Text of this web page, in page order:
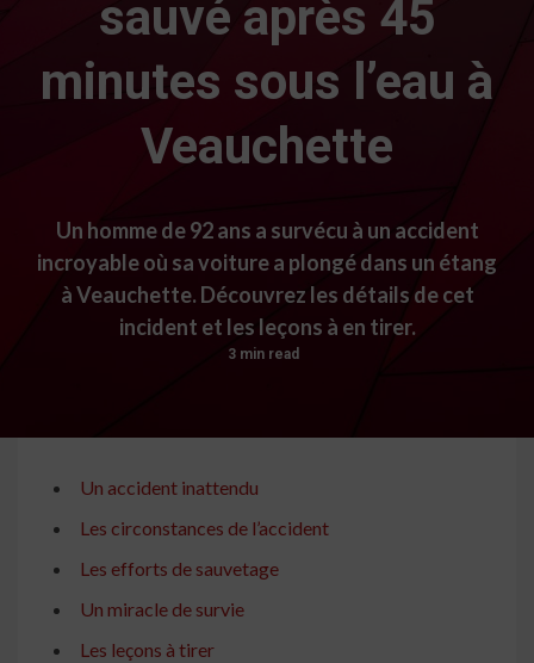
sauvé après 45
minutes sous l’eau à
Veauchette
Un homme de 92 ans a survécu à un accident
incroyable où sa voiture a plongé dans un étang
à Veauchette. Découvrez les détails de cet
incident et les leçons à en tirer.
3 min read
Un accident inattendu
Les circonstances de l’accident
Les efforts de sauvetage
Un miracle de survie
Les leçons à tirer